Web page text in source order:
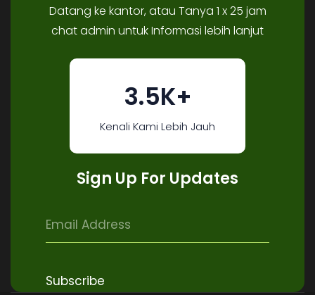
Datang ke kantor, atau Tanya 1 x 25 jam
chat admin untuk Informasi lebih lanjut
3.5K+
Kenali Kami Lebih Jauh
Sign Up For Updates